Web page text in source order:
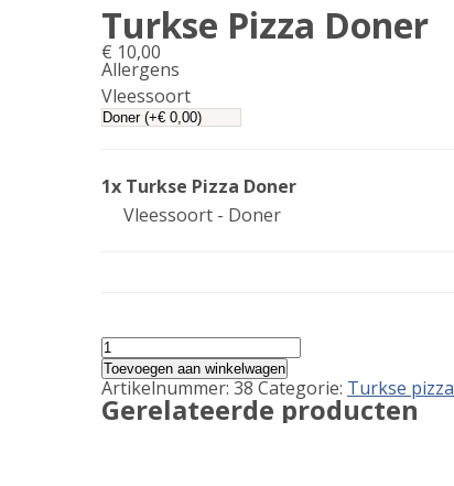
Turkse Pizza Doner
€ 10,00
Allergens
allergen
Vleessoort
1x Turkse Pizza Doner
Vleessoort - Doner
Turkse
Pizza
Doner
aantal
Toevoegen aan winkelwagen
Artikelnummer: 38 Categorie: Turkse pizza
Gerelateerde producten